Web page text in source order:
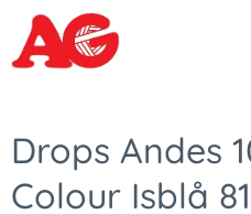
Drops Andes
Colour Isblå